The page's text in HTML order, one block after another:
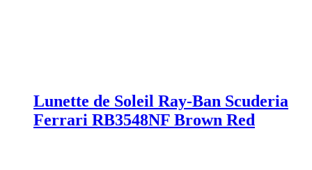
Lunette de Soleil Ray-Ban Scuderia
Ferrari RB3548NF Brown Red